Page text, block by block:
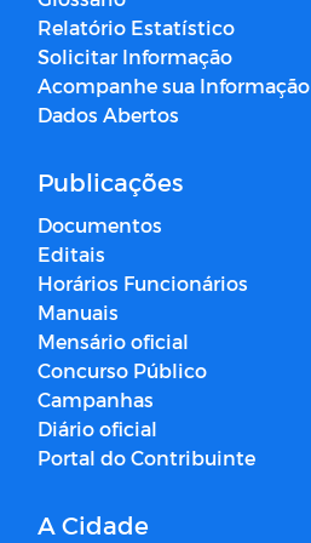
Relatório Estatístico
Solicitar Informação
Acompanhe sua Informação
Dados Abertos
Publicações
Documentos
Editais
Horários Funcionários
Manuais
Mensário oficial
Concurso Público
Campanhas
Diário oficial
Portal do Contribuinte
A Cidade